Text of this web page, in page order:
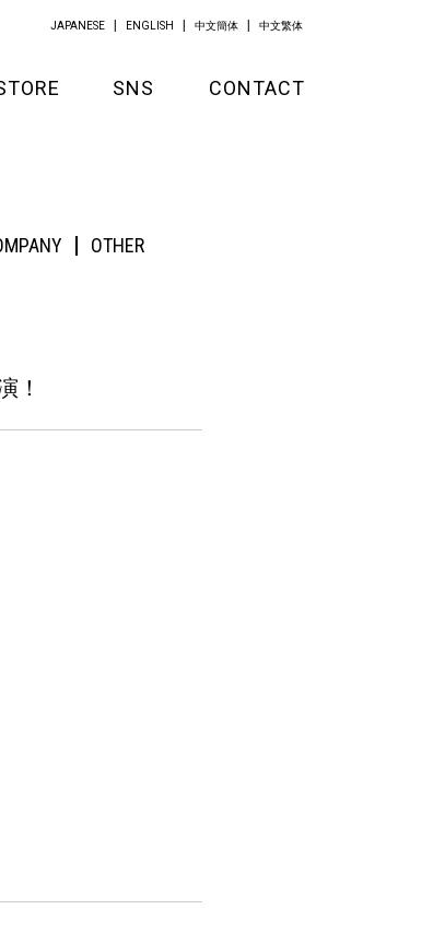
SNS CONTACT
JAPANESE ENGLISH 中文簡体 中文繁体
OTHER
！